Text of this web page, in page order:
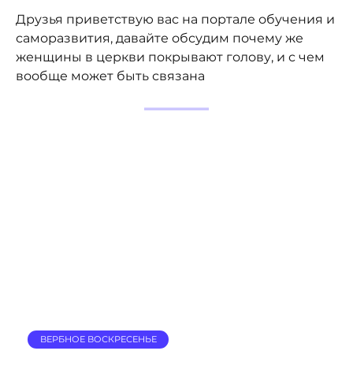
Друзья приветствую вас на портале обучения и
саморазвития, давайте обсудим почему же
женщины в церкви покрывают голову, и с чем
вообще может быть связана
ВЕРБНОЕ ВОСКРЕСЕНЬЕ